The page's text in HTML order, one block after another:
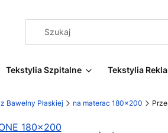
Tekstylia Szpitalne Tekstylia
z Bawełny Płaskiej na materac 180x200